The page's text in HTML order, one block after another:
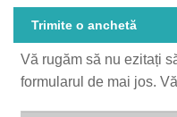
Trimite o anchetă
Vă rugăm să nu ezitați
formularul de mai jos.